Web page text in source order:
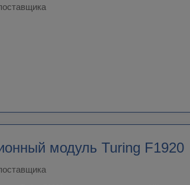
модуль Turing F1920